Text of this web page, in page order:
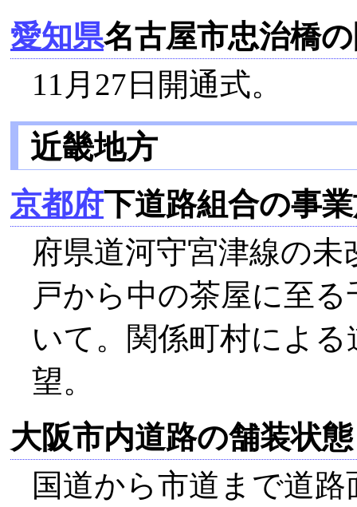
愛知県名古屋市忠治橋
11月27日開通式。
近畿地方
京都府下道路組合の事
府県道河守宮津線の
戸から中の茶屋に至
いて。関係町村によ
望。
大阪市内道路の舗装状態
国道から市道まで道